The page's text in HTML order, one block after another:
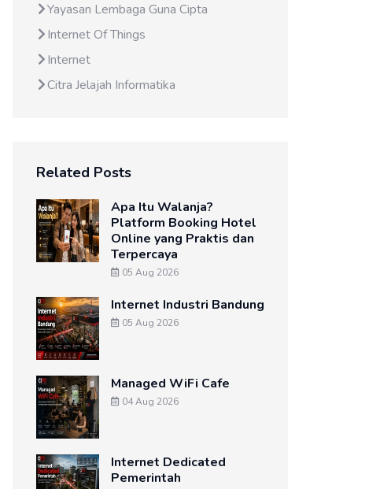
Yayasan Lembaga Guna Cipta
Internet Of Things
Internet
Citra Jelajah Informatika
Related Posts
Apa Itu Walanja?
Platform Booking Hotel
Online yang Praktis dan
Terpercaya
05 Aug 2026
Internet Industri Bandung
05 Aug 2026
Managed WiFi Cafe
04 Aug 2026
Internet Dedicated
Pemerintah